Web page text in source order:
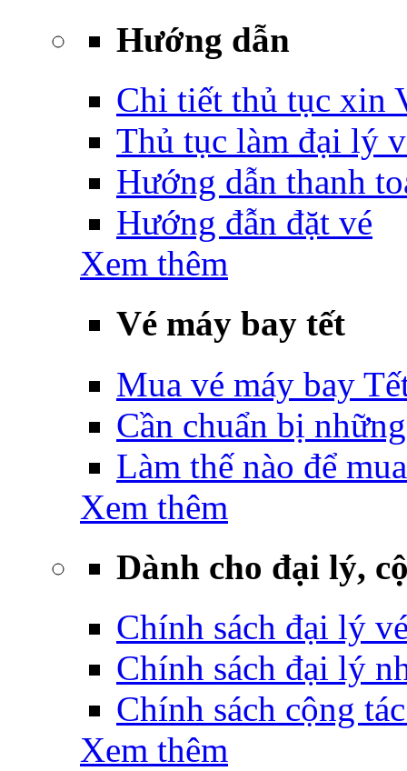
Hướng dẫn
Chi tiết thủ tục xin
Thủ tục làm đại lý
Hướng dẫn thanh
Hướng đẫn đặt vé
Xem thêm
Vé máy bay tết
Mua vé máy bay
Cần chuẩn bị
Làm thế nào để
Xem thêm
Dành cho đại lý,
Chính sách đại lý
Chính sách đại lý
Chính sách cộng
Xem thêm